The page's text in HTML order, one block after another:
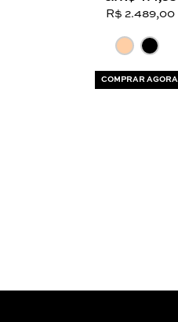
R$ 2.489,00
COMPRAR AGORA